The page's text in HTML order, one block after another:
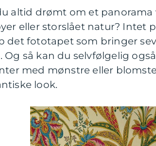
altid drømt om et
eller storslået natur? Intet
det fototapet som bringer
Og så kan du selvfølgelig
med mønstre eller
look.